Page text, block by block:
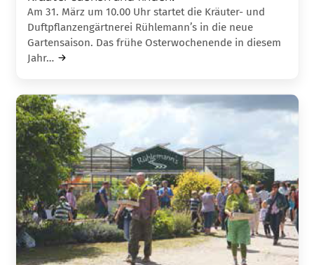
Am 31. März um 10.00 Uhr startet die Kräu­ter- und
Duftpflanzengärtnerei Rühle­ma­nn’s in die neue
Gartensaison. Das frühe Os­terwochenende in diesem
Jahr…